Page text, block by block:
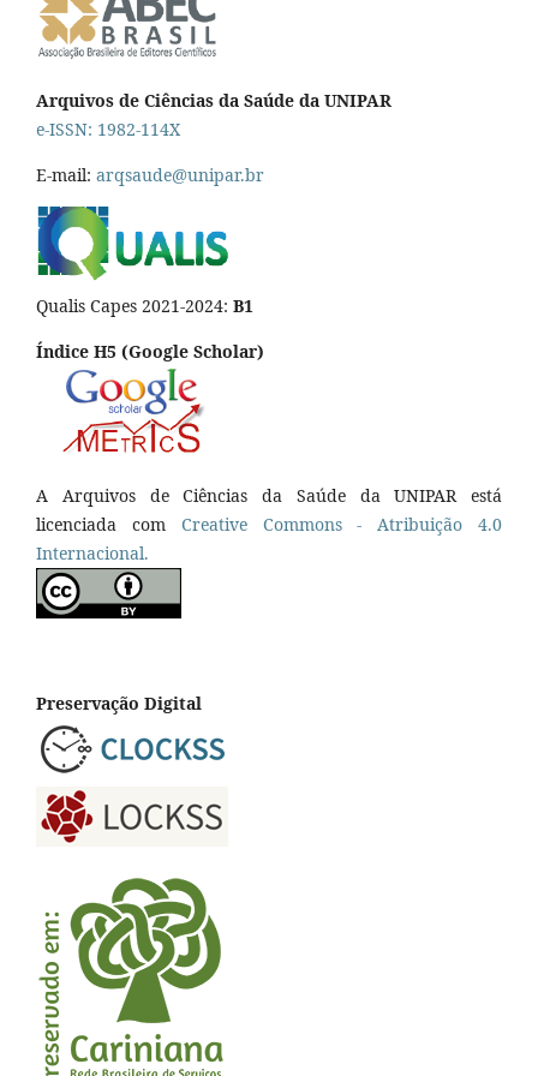
Arquivos de Ciências da Saúde da UNIPAR
e-ISSN: 1982-114X
E-mail: arqsaude@unipar.br
Qualis Capes 2021-2024: B1
Índice H5 (Google Scholar)
A Arquivos de Ciências da Saúde da UNIPAR está
licenciada com Creative Commons - Atribuição 4.0
Internacional.
Preservação Digital